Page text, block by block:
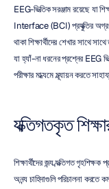
EEG-ভিত্তিক সরঞ্জাম রয়েছে যা
Interface (BCI) প্রযুক্তির
থাকা শিক্ষার্থীদের শেখার সাথে
যা হ্যাঁ-না ধরনের প্রশ্নের EEG
পরীক্ষার মাধ্যমে মূল্যায়ন করতে
ব্যক্তিগতকৃত
শিক্ষার্থীদের জন্য ব্যক্তিগত
অনন্য চাহিদাগুলি পরিচালনা